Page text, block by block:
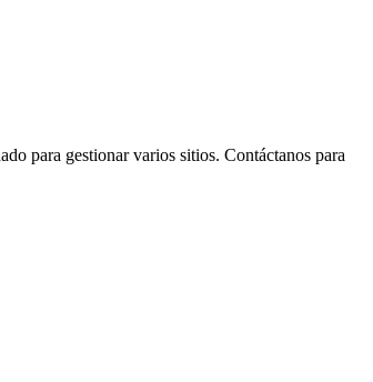
para gestionar varios sitios. Contáctanos para